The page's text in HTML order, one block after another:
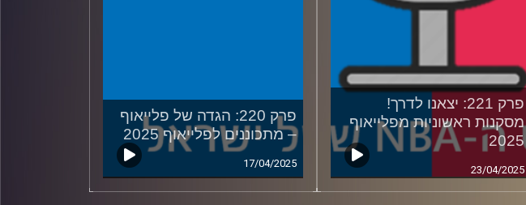
פרק 221: יצאנו לדרך!
מסקנות ראשוניות מפלייאוף
2025
23/04/2025
פרק 220: הגדה של פלייאוף
– מתכוננים לפלייאוף 2025
17/04/2025